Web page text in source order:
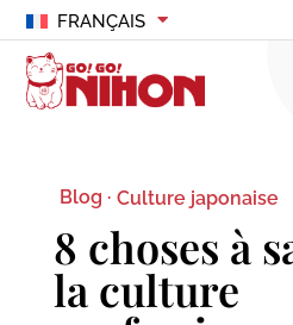
FRANÇAIS
Blog · Culture japonaise
8 choses à
la culture